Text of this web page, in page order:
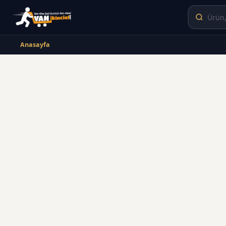
Anasayfa